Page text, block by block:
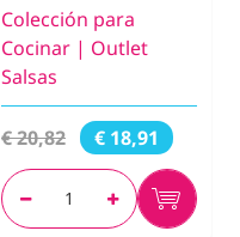
Colección para
Cocinar | Outlet
Salsas
€ 20,82 € 18,91